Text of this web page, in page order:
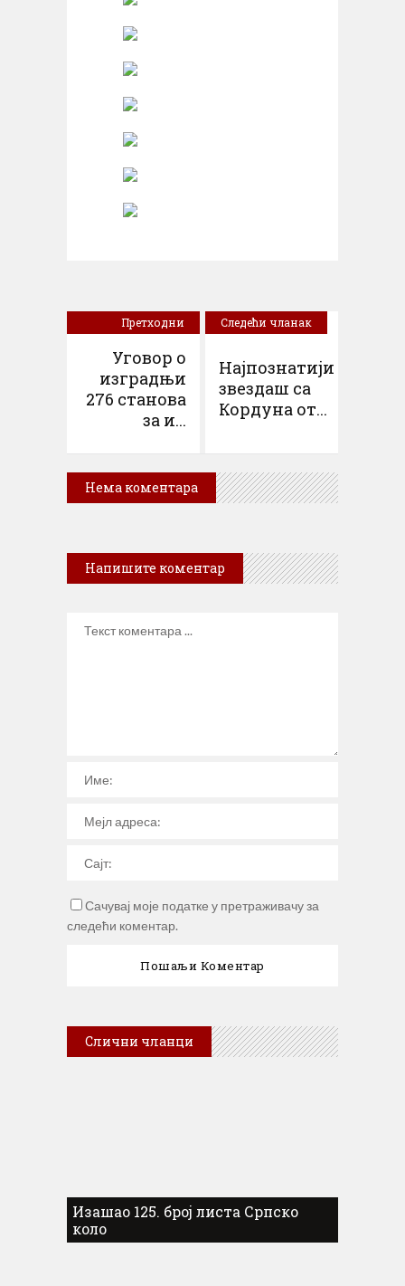
Претходни
Уговор о
изградњи
276 станова
за и...
Следећи чланак
Најпознатији
звездаш са
Кордуна от...
Нема коментара
Напишите коментар
Сачувај моје податке у претраживачу за
следећи коментар.
Слични чланци
Изашао 125. број листа Српско
коло